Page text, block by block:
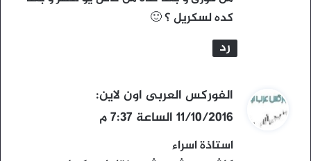
كده لسكريل ؟ 🙂
رد
ي
ق
و
الفوركس العربى اون لاين:
11/10/2016 الساعة 7:37 م
استاذة اسراء